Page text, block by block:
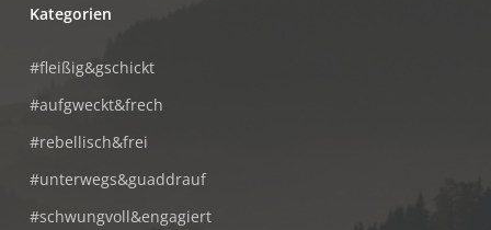
Kategorien
#fleißig&gschickt
#aufgweckt&frech
#rebellisch&frei
#unterwegs&guaddrauf
#schwungvoll&engagiert